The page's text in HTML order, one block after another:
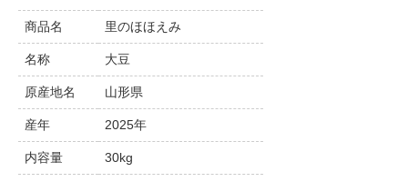
商品名 里のほほえみ
名称 大豆
原産地名 山形県
産年 2025年
内容量 30kg